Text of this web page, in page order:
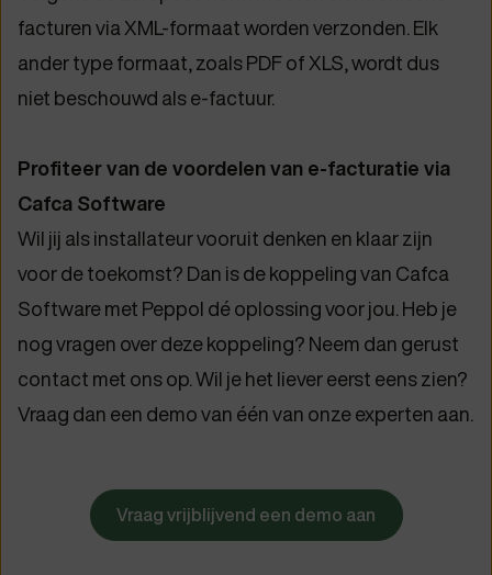
facturen via XML-formaat worden verzonden. Elk
ander type formaat, zoals PDF of XLS, wordt dus
niet beschouwd als e-factuur.
Profiteer van de voordelen van e-facturatie via
Cafca Software
Wil jij als installateur vooruit denken en klaar zijn
voor de toekomst? Dan is de koppeling van Cafca
Software met Peppol dé oplossing voor jou. Heb je
nog vragen over deze koppeling? Neem dan gerust
contact met ons op. Wil je het liever eerst eens zien?
Vraag dan een demo van één van onze experten aan.
Vraag vrijblijvend een demo aan